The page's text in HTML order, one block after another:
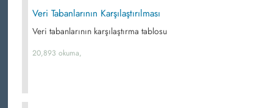
Veri Tabanlarının Karşılaştırılması
Veri tabanlarının karşılaştırma tablosu
20,893 okuma,